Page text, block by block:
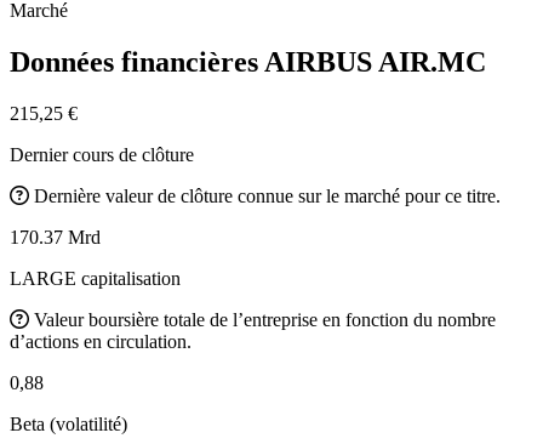
Marché
Données financières AIRBUS AIR.MC
215,25 €
Dernier cours de clôture
Dernière valeur de clôture connue sur le marché pour ce titre.
170.37 Mrd
LARGE capitalisation
Valeur boursière totale de l’entreprise en fonction du nombre
d’actions en circulation.
0,88
Beta (volatilité)